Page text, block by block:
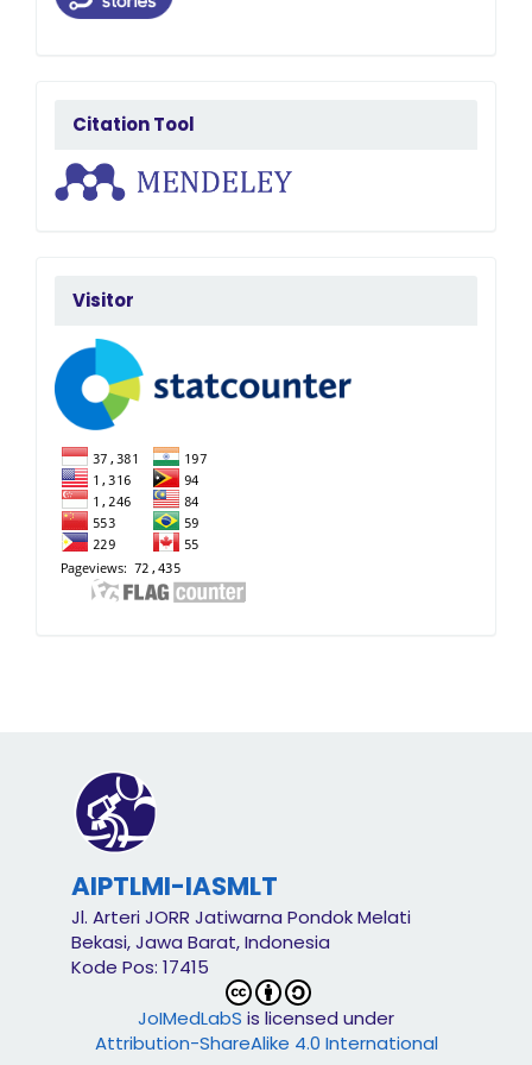
citatedby
Citation Tool
FlagCounter
Visitor
AIPTLMI-IASMLT
Jl. Arteri JORR Jatiwarna Pondok Melati
Bekasi, Jawa Barat, Indonesia
Kode Pos: 17415
JoIMedLabS is licensed under
Attribution-ShareAlike 4.0 International